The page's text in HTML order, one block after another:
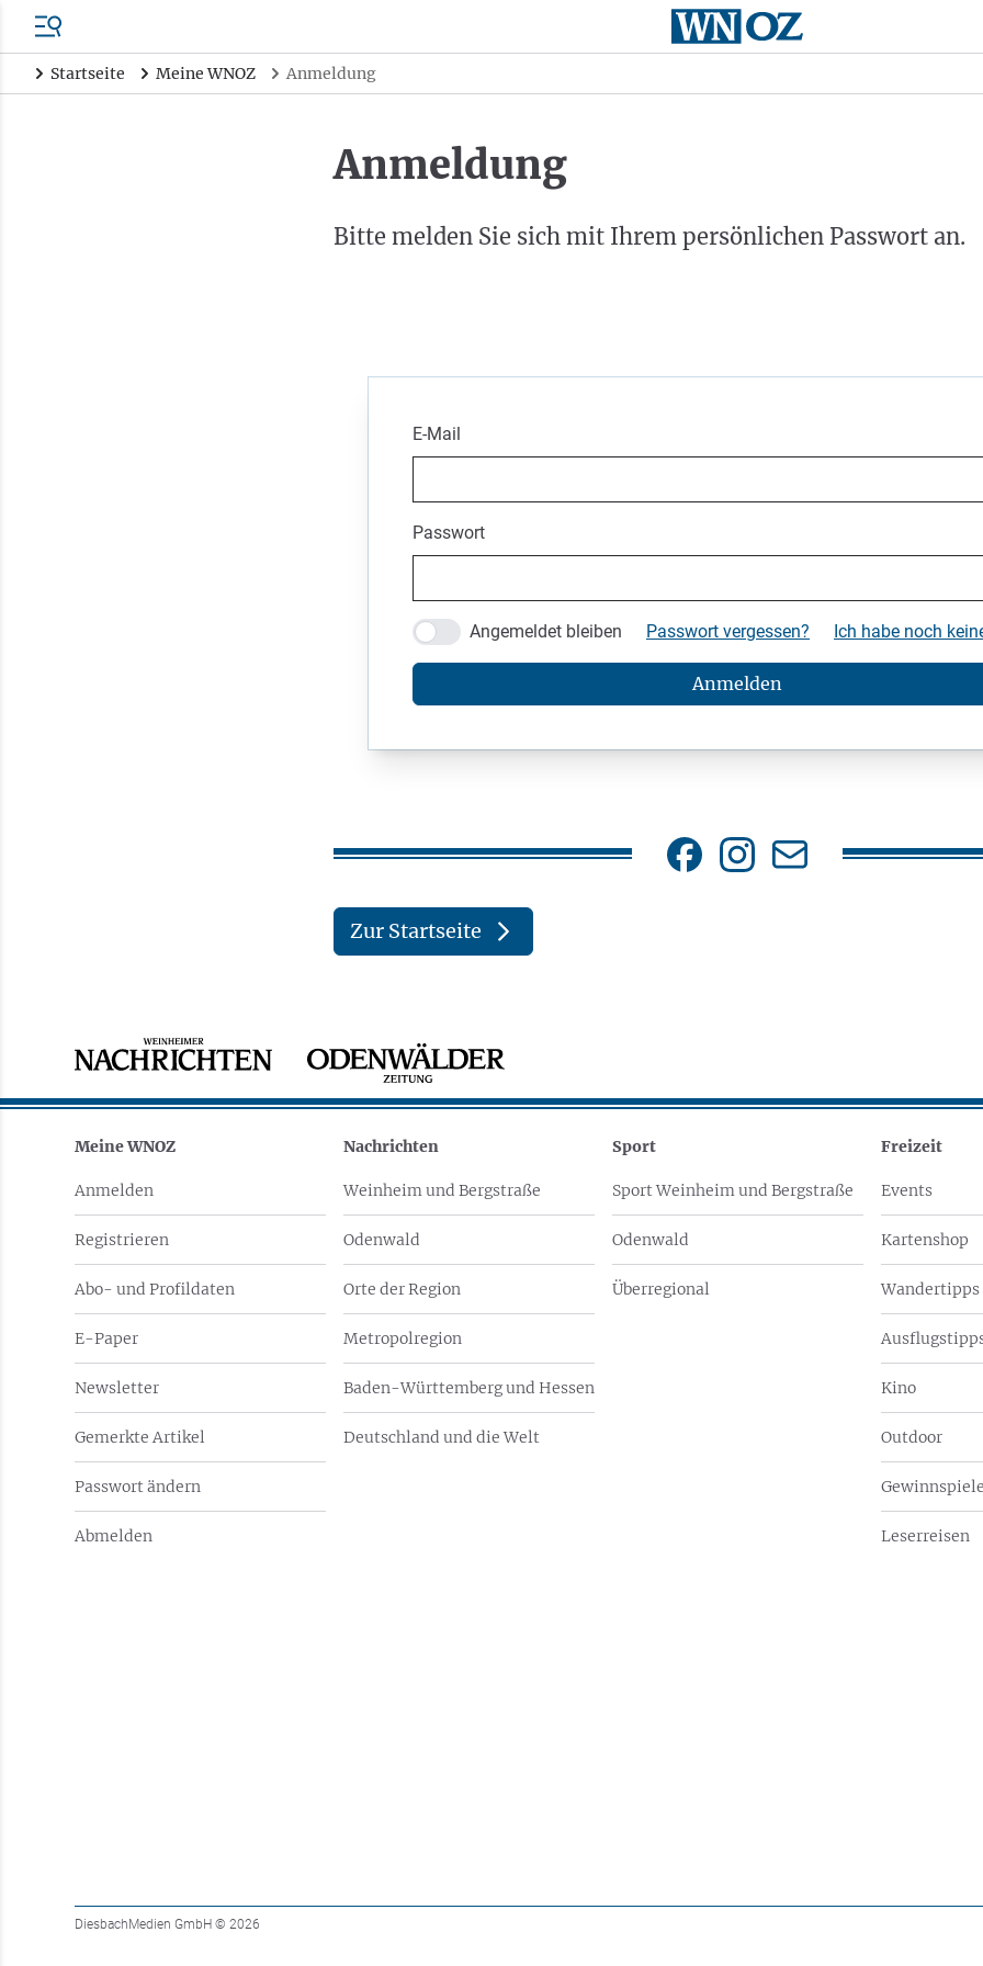
Startseite Meine WNOZ Anmeldung
Anmeldung
Bitte melden Sie sich mit Ihrem persönlichen Passwort an.
E-Mail
Passwort
Angemeldet bleiben Passwort vergessen? Ich habe noch
Anmelden
Zur Startseite
Meine WNOZ
Anmelden
Registrieren
Abo- und Profildaten
E-Paper
Newsletter
Gemerkte Artikel
Passwort ändern
Abmelden
Nachrichten
Weinheim und Bergstraße
Odenwald
Orte der Region
Metropolregion
Baden-Württemberg und Hessen
Deutschland und die Welt
Sport
Sport Weinheim und Bergstraße
Odenwald
Überregional
Freizeit
Events
Kartenshop
Wandertipps
Kino
Outdoor
Gewinnspiele
Leserreisen
DiesbachMedien GmbH © 2026